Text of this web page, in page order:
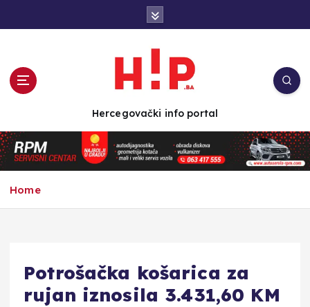
n
t
e
Hercegovački info portal
Home
Potrošačka košarica za
rujan iznosila 3.431,60 KM